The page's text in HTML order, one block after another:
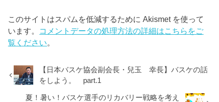
このサイトはスパムを低減するために Akismet を使って
います。 コメントデータの処理方法の詳細はこちらをご
覧ください。
【日本バスケ協会副会長・兒玉 幸長】バスケの話
をしよう。 part.1
夏！暑い！バスケ選手のリカバリー戦略を考え